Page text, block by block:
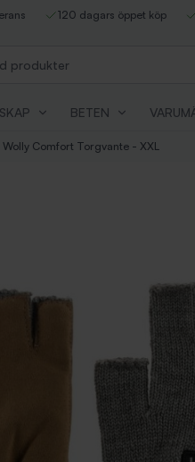
120 dagars öppet köp
BETEN
Wolly Comfort Torgvante - XXL